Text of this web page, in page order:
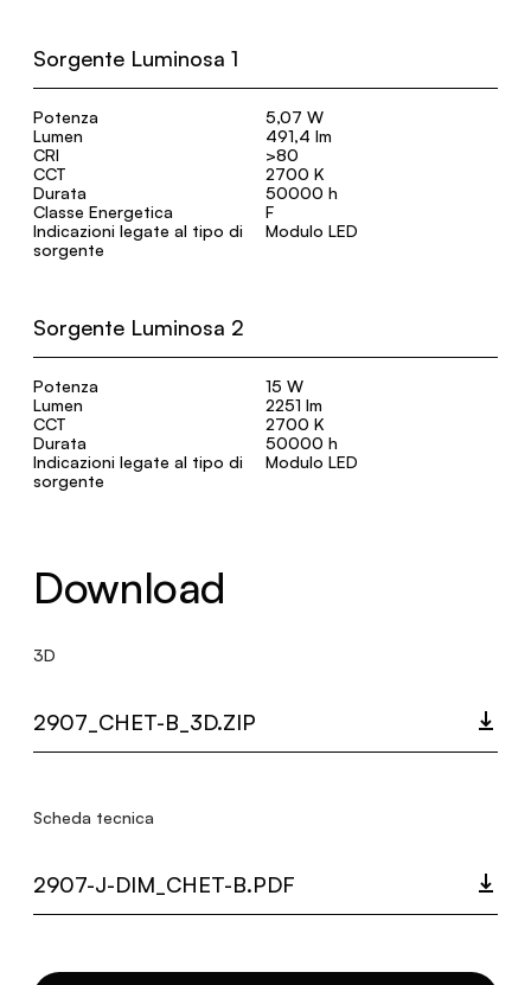
Sorgente Luminosa 1
Potenza
5,07 W
Lumen
491,4 lm
CRI
>80
CCT
2700 K
Durata
50000 h
Classe Energetica
F
Indicazioni legate al tipo di
sorgente
Modulo LED
Sorgente Luminosa 2
Potenza
15 W
Lumen
2251 lm
CCT
2700 K
Durata
50000 h
Indicazioni legate al tipo di
sorgente
Modulo LED
Download
3D
2907_CHET-B_3D.ZIP
Scheda tecnica
2907-J-DIM_CHET-B.PDF